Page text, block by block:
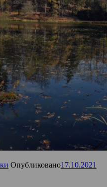
Опубликовано17.10.2021